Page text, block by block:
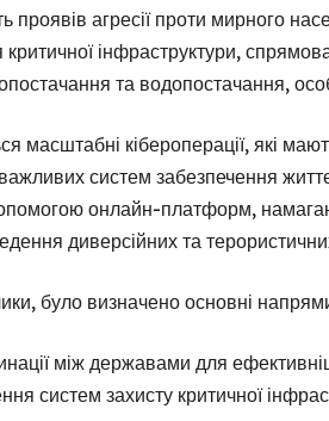
проявів агресії проти мирного
інфраструктури,
та водопостачання,
масштабні кібероперації, які
систем забезпечення
онлайн-платформ,
диверсійних та
було визначено основні напрями
між державами для
систем захисту критичної